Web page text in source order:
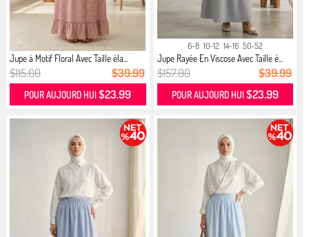
Jupe à Motif Floral Avec Taille éla...
$115.00 $39.99
POUR AUJOURD HUI$23.99
6-8 10-12 14-16 50-52
Jupe Rayée En Viscose Avec Taille é...
$157.00 $39.99
POUR AUJOURD HUI $23.99